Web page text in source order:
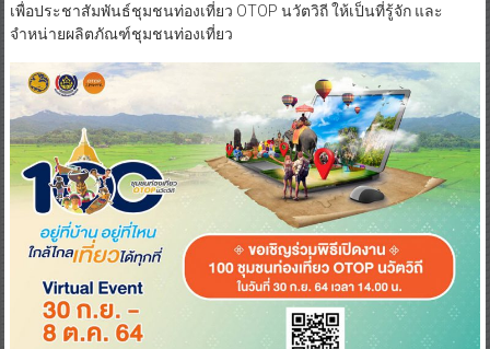
เพื่อประชาสัมพันธ์ชุมชนท่องเที่ยว OTOP นวัตวิถี ให้เป็นที่รู้จัก และ
จำหน่ายผลิตภัณฑ์ชุมชนท่องเที่ยว